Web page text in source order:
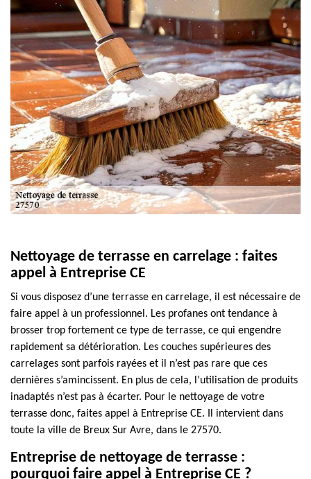
Nettoyage de terrasse en carrelage : faites
appel à Entreprise CE
Si vous disposez d’une terrasse en carrelage, il est nécessaire de
faire appel à un professionnel. Les profanes ont tendance à
brosser trop fortement ce type de terrasse, ce qui engendre
rapidement sa détérioration. Les couches supérieures des
carrelages sont parfois rayées et il n’est pas rare que ces
dernières s’amincissent. En plus de cela, l’utilisation de produits
inadaptés n’est pas à écarter. Pour le nettoyage de votre
terrasse donc, faites appel à Entreprise CE. Il intervient dans
toute la ville de Breux Sur Avre, dans le 27570.
Entreprise de nettoyage de terrasse :
pourquoi faire appel à Entreprise CE ?